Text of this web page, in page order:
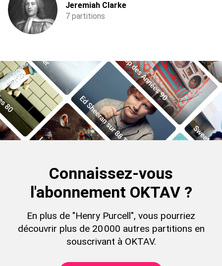
Jeremiah Clarke
7 partitions
Connaissez-vous
l'abonnement OKTAV ?
En plus de "Henry Purcell", vous pourriez
découvrir plus de 20 000 autres partitions en
souscrivant à OKTAV.